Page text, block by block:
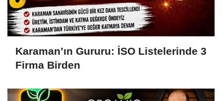
Karaman’ın Gururu: İSO Listelerinde 3
Firma Birden